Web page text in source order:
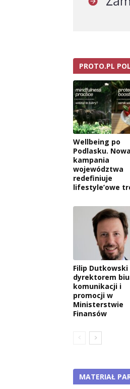
PROTO.PL
Wellbeing po
Podlasku. Nowa
kampania
województwa
redefiniuje
lifestyle’owe
Filip Dutkowski
dyrektorem
komunikacji i
promocji w
Ministerstwie
Finansów
MATERIAŁ